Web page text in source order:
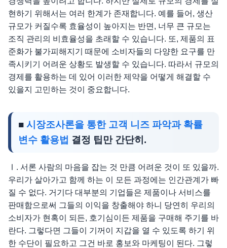
현하기 위해서는 여러 한계가 존재합니다. 예를 들어, 생산
규모가 커질수록 효율성이 높아지는 반면, 너무 큰 규모는
조직 관리의 비효율성을 초래할 수 있습니다. 또, 제품의 표
준화가 불가피해지기 때문에 소비자들의 다양한 요구를 만
족시키기 어려운 상황도 발생할 수 있습니다. 따라서 규모의
경제를 활용하는 데 있어 이러한 제약을 어떻게 해결할 수
있을지 고민하는 것이 중요합니다.
■ 시장조사론을 통한 고객 니즈 파악과 확률
변수 활용법 결정 팁만 간단히.
Ⅰ. 서론 사람의 마음을 잡는 것 만큼 어려운 것이 또 있을까.
우리가 살아가고 함께 하는 이 모든 과정에는 인간관계가 빠
질 수 없다. 거기다 대부분의 기업들은 제품이나 서비스를
판매함으로써 그들의 이익을 창출해야 하니 당연히 우리의
소비자가 현혹이 되든, 호기심이든 제품을 구매해 주기를 바
란다. 그렇다면 그들이 기꺼이 지갑을 열 수 있도록 하기 위
한 수단이 필요하고 그건 바로 홍보와 마케팅이 된다. 그렇